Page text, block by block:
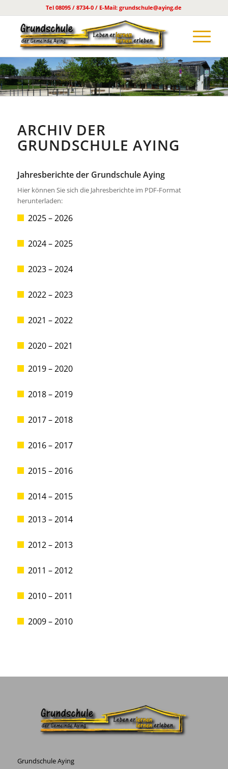
Tel 08095 / 8734-0 / E-Mail: grundschule@aying.de
ARCHIV DER
GRUNDSCHULE AYING
Jahresberichte der Grundschule Aying
Hier können Sie sich die Jahresberichte im PDF-Format
herunterladen:
2025 – 2026
2024 – 2025
2023 – 2024
2022 – 2023
2021 – 2022
2020 – 2021
2019 – 2020
2018 – 2019
2017 – 2018
2016 – 2017
2015 – 2016
2014 – 2015
2013 – 2014
2012 – 2013
2011 – 2012
2010 – 2011
2009 – 2010
Grundschule Aying